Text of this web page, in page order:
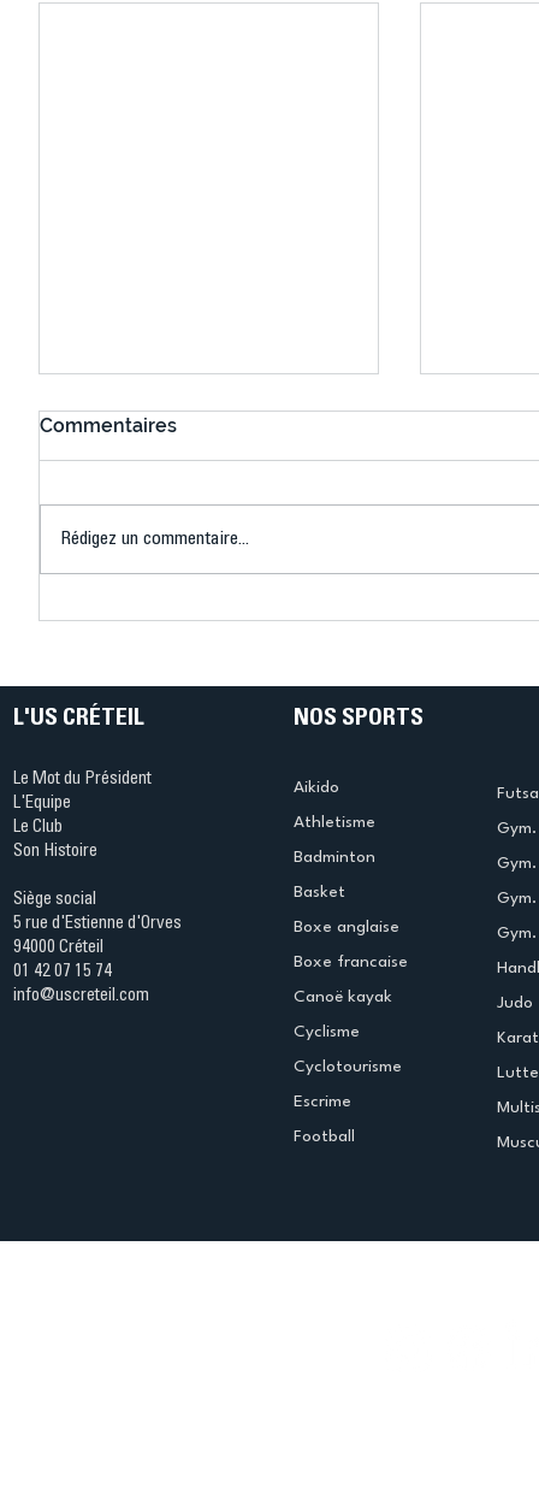
Aurevoir Tokyo !
Commentaires
Rédigez un commentaire...
L'US CRÉTEIL
Le Mot du Président
L'Equipe
Le Club
Son Histoire
Siège social
5 rue d'Estienne d'Orves
94000 Créteil
01 42 07 15 74
info@uscreteil.com
NOS SPORTS
Aikido
Athletisme
Badminton
Basket
Boxe anglaise
Boxe francaise
Canoë kayak
Cyclisme
Cyclotourisme
Escrime
Football
Judo
Lutte